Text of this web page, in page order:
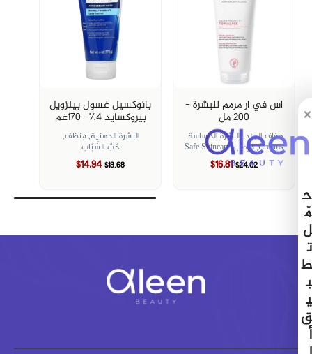
بانوكسيل غسول بينزويل
بيروكسايد ٤٪؜ -١٧٠غم
البشرة الدهنية,منظف,
حَبُّ الشّبَاب
$18.68
$14.94
اس في ار مرمم للبشرة -
200 مل
جفاف الجلد, البشرة الحساسة,
Creams, مرطب,Safe Skincare
$24.02
$16.81
×
ح
مّ
ل
ت
ط
ب
ي
ق
أ